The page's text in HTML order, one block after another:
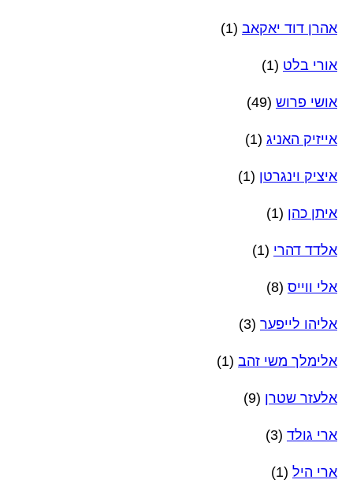
אהרן דוד יאקאב (1)
אורי בלט (1)
אושי פרוש (49)
אייזיק האניג (1)
איציק וינגרטן (1)
איתן כהן (1)
אלדד דהרי (1)
אלי ווייס (8)
אליהו לייפער (3)
אלימלך משי זהב (1)
אלעזר שטרן (9)
ארי גולד (3)
ארי היל (1)